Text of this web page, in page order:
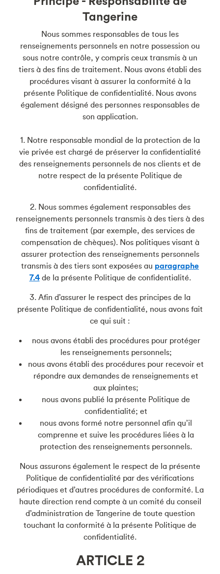
Tangerine
Nous sommes responsables de tous les
renseignements personnels en notre possession ou
sous notre contrôle, y compris ceux transmis à un
tiers à des fins de traitement. Nous avons établi des
procédures visant à assurer la conformité à la
présente Politique de confidentialité. Nous avons
également désigné des personnes responsables de
son application.
1. Notre responsable mondial de la protection de la
vie privée est chargé de préserver la confidentialité
des renseignements personnels de nos clients et de
notre respect de la présente Politique de
confidentialité.
2. Nous sommes également responsables des
renseignements personnels transmis à des tiers à des
fins de traitement (par exemple, des services de
compensation de chèques). Nos politiques visant à
assurer protection des renseignements personnels
transmis à des tiers sont exposées au paragraphe
7.4de la présente Politique de confidentialité.
3. Afin d’assurer le respect des principes de la
présente Politique de confidentialité, nous avons fait
ce qui suit :
nous avons établi des procédures pour protéger
les renseignements personnels;
nous avons établi des procédures pour recevoir et
répondre aux demandes de renseignements et
aux plaintes;
nous avons publié la présente Politique de
confidentialité; et
nous avons formé notre personnel afin qu’il
comprenne et suive les procédures liées à la
protection des renseignements personnels.
Nous assurons également le respect de la présente
Politique de confidentialité par des vérifications
périodiques et d’autres procédures de conformité. La
haute direction rend compte à un comité du conseil
d’administration de Tangerine de toute question
touchant la conformité à la présente Politique de
confidentialité.
ARTICLE 2